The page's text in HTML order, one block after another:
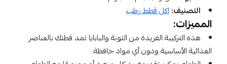
التصنيف:اكل قطط رطب.
المميزات:
هذه التركيبة الفريدة من التونة والبابايا تمد قطتك بالعناصر
الغذائية الأساسية ودون أي مواد حافظة.